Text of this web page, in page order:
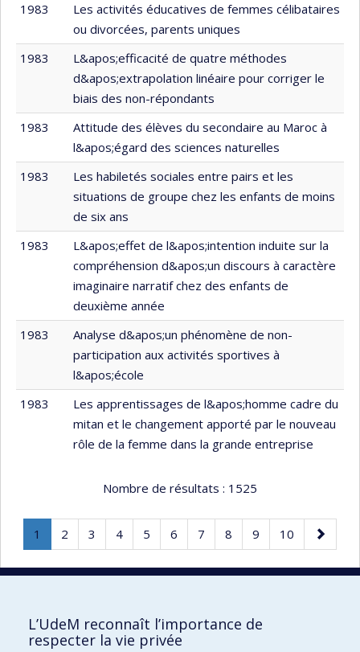
1983
Les activités éducatives de femmes célibataires
ou divorcées, parents uniques
1983
L&apos;efficacité de quatre méthodes
d&apos;extrapolation linéaire pour corriger le
biais des non-répondants
1983
Attitude des élèves du secondaire au Maroc à
l&apos;égard des sciences naturelles
1983
Les habiletés sociales entre pairs et les
situations de groupe chez les enfants de moins
de six ans
1983
L&apos;effet de l&apos;intention induite sur la
compréhension d&apos;un discours à caractère
imaginaire narratif chez des enfants de
deuxième année
1983
Analyse d&apos;un phénomène de non-
participation aux activités sportives à
l&apos;école
1983
Les apprentissages de l&apos;homme cadre du
mitan et le changement apporté par le nouveau
rôle de la femme dans la grande entreprise
Nombre de résultats : 1525
Page
1
Page
courante.
Page
2 Page
3 Page
4 Page
5 Page
6 Page
7 Page
8 Page
9 Page
10
Page
suivante
L’UdeM reconnaît l’importance de
respecter la vie privée